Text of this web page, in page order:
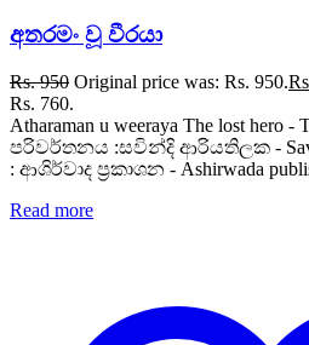
අතරමං වූ වීරයා
Rs.950 Original price was: Rs. 950.
Rs. 760.
Atharaman u weeraya The lost hero -
පරිවර්තනය :සවින්දි ආරියතිලක -
: ආශිර්වාද ප්‍රකාශන - Ashirwada
Read more